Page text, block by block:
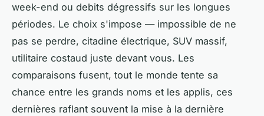
week-end ou debits dégressifs sur les longues
périodes. Le choix s'impose — impossible de ne
pas se perdre, citadine électrique, SUV massif,
utilitaire costaud juste devant vous. Les
comparaisons fusent, tout le monde tente sa
chance entre les grands noms et les applis, ces
dernières raflant souvent la mise à la dernière